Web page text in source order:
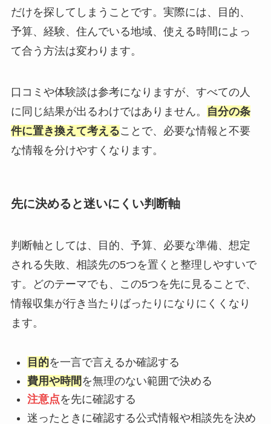
だけを探してしまうことです。実際には、目的、
予算、経験、住んでいる地域、使える時間によっ
て合う方法は変わります。
口コミや体験談は参考になりますが、すべての人
に同じ結果が出るわけではありません。
自分の条
件に置き換えて考えることで、必要な情報と不要
な情報を分けやすくなります。
先に決めると迷いにくい判断軸
判断軸としては、目的、予算、必要な準備、想定
される失敗、相談先の5つを置くと整理しやすいで
す。どのテーマでも、この5つを先に見ることで、
情報収集が行き当たりばったりになりにくくなり
ます。
目的を一言で言えるか確認する
費用や時間 を無理のない範囲で決める
注意点を先に確認する
迷ったときに確認する公式情報や相談先を決め